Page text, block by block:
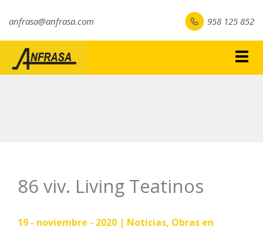
anfrasa@anfrasa.com 958 125 852
86 viv. Living Teatinos
19 - noviembre - 2020 | Noticias, Obras en